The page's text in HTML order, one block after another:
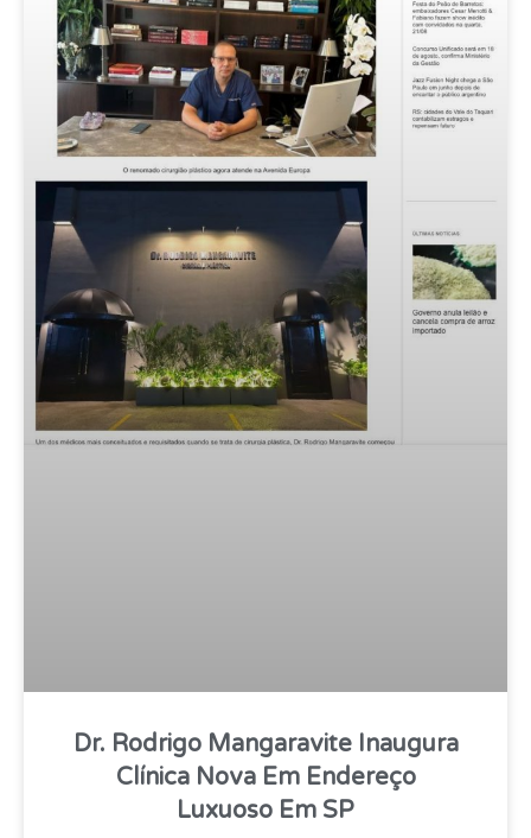
Dr. Rodrigo Mangaravite Inaugura
Clínica Nova Em Endereço
Luxuoso Em SP